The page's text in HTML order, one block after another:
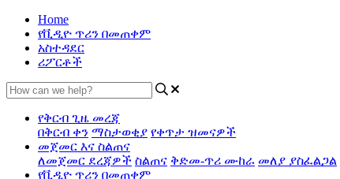
Home
የቪዲዮ ጥሪን በመጠቀም
አስተዳደር
ሪፖርቶች
የቅርብ ጊዜ መረጃ
በቅርብ ቀን ማስታወቂያ የቀጥታ ዝመናዎች
መጀመር እና ስልጠና
ለመጀመር ደረጃዎች ስልጠና ቅድመ-ጥሪ ሙከራ መለያ ያስፈልጋል
የቪዲዮ ጥሪን በመጠቀም